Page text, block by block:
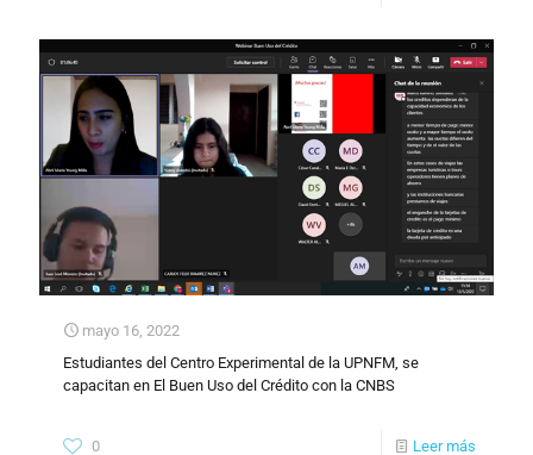
mayo 16, 2022
Estudiantes del Centro Experimental de la UPNFM, se
capacitan en El Buen Uso del Crédito con la CNBS
0 Leer más